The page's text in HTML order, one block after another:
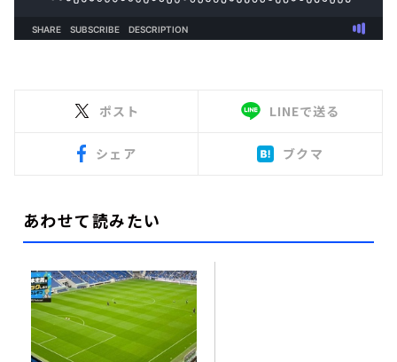
ポスト LINEで送る
シェア ブクマ
あわせて読みたい